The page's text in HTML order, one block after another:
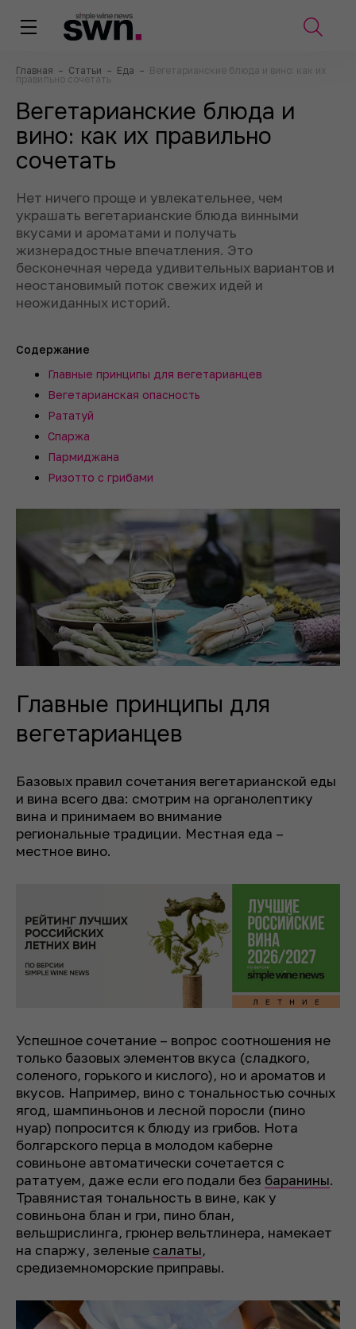
Главная – Статьи – Еда – Вегетарианские блюда и вино: как их
правильно сочетать
Вегетарианские блюда и
вино: как их правильно
сочетать
Нет ничего проще и увлекательнее, чем
украшать вегетарианские блюда винными
вкусами и ароматами и получать
жизнерадостные впечатления. Это
бесконечная череда удивительных вариантов и
неостановимый поток свежих идей и
неожиданных историй.
Содержание
Главные принципы для вегетарианцев
Вегетарианская опасность
Рататуй
Спаржа
Пармиджана
Ризотто с грибами
Главные принципы для
вегетарианцев
Базовых правил сочетания вегетарианской еды
и вина всего два: смотрим на органолептику
вина и принимаем во внимание
региональные традиции. Местная еда –
местное вино.
Успешное сочетание – вопрос соотношения не
только базовых элементов вкуса (сладкого,
соленого, горького и кислого), но и ароматов и
вкусов. Например, вино с тональностью сочных
ягод, шампиньонов и лесной поросли (пино
нуар) попросится к блюду из грибов. Нота
болгарского перца в молодом каберне
совиньоне автоматически сочетается с
рататуем, даже если его подали без баранины.
Травянистая тональность в вине, как у
совиньона блан и гри, пино блан,
вельшрислинга, грюнер вельтлинера, намекает
на спаржу, зеленые салаты,
средиземноморские приправы.